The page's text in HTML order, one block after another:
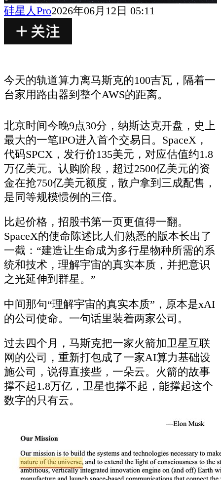
硅星人Pro2026年06月12日 05:11
今天的轨道算力离马斯克的100吉瓦，隔着一
台家用路由器到整个AWS的距离。
北京时间今晚9点30分，纳斯达克开盘，史上
最大的一笔IPO进入首个交易日。SpaceX，
代码SPCX，发行价135美元，对应估值约1.8
万亿美元。认购阶段，超过2500亿美元的资
金在抢750亿美元额度，散户拿到三成配售，
是同等规模惯例的三倍。
比起价格，招股书第一页更值得一翻。
SpaceX的使命陈述比人们熟悉的版本长出了
一截：“建造让生命成为多行星物种所需的系
统和技术，理解宇宙的真实本质，并把意识
之光延伸到群星。”
中间那句“理解宇宙的真实本质”，原本是xAI
的公司使命。一句话里装着两家公司。
过去四个月，马斯克把一家火箭加卫星互联
网的公司，重新打包成了一家AI算力基础设
施公司，说得直接些，一朵云。火箭的故事
撑不起1.8万亿，卫星也撑不起，能撑起这个
数字的只有云。